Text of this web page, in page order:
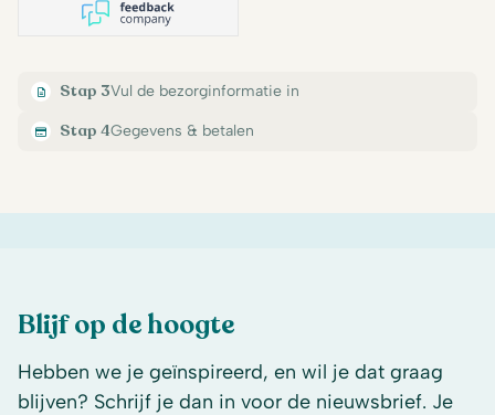
Stap 3Vul de bezorginformatie in
Stap 4Gegevens & betalen
Blijf op de hoogte
Hebben we je geïnspireerd, en wil je dat graag
blijven? Schrijf je dan in voor de nieuwsbrief. Je